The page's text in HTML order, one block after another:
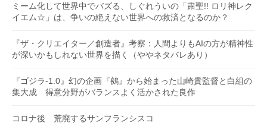
ミーム化して世界中でバズる、しぐれういの「粛聖!! ロリ神レク
イエム☆」は、争いの絶えない世界への救済となるのか？
『ザ・クリエイター／創造者』考察：人間よりもAIの方が精神性
が深いかもしれない世界を描く（ややネタバレあり）
『ゴジラ-1.0』幻の企画『鵺』から始まった山崎貴監督と白組の
集大成 得意分野がバランスよく活かされた良作
コロナ後 荒廃するサンフランシスコ